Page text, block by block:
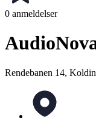
0 anmeldelser
Rendebanen 14,